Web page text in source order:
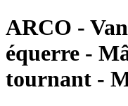
ARCO -
équerre -
tournant -